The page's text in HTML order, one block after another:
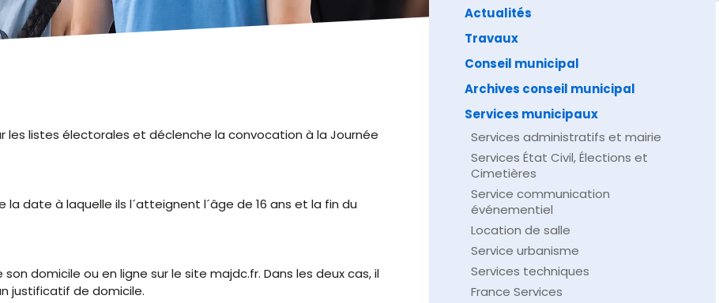
les listes électorales et déclenche la convocation à la Journée
date à laquelle ils l´atteignent l´âge de 16 ans et la fin du
domicile ou en ligne sur le site majdc.fr. Dans les deux cas, il
justificatif de domicile.
Actualités
Travaux
Conseil municipal
Archives conseil municipal
Services municipaux
Services administratifs et mairie
Services État Civil, Élections et
Cimetières
Service communication
événementiel
Location de salle
Service urbanisme
Services techniques
France Services